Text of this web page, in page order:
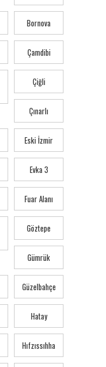
Bornova
Çamdibi
Çiğli
Çınarlı
Eski İzmir
Evka 3
Fuar Alanı
Göztepe
Gümrük
Güzelbahçe
Hatay
Hıfzıssıhha